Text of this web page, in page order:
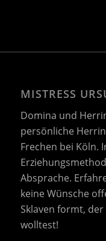
MISTRESS
Domina und
persönliche
Frechen bei Köln.
Absprache.
keine Wünsche
Sklaven formt,
wolltest!